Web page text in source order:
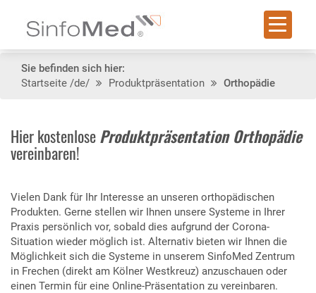
Sie befinden sich hier:
Startseite /de/ Produktpräsentation Orthopädie
Hier kostenloseProduktpräsentation Orthopädie
vereinbaren!
Vielen Dank für Ihr Interesse an unseren orthopädischen
Produkten. Gerne stellen wir Ihnen unsere Systeme in Ihrer
Praxis persönlich vor, sobald dies aufgrund der Corona-
Situation wieder möglich ist. Alternativ bieten wir Ihnen die
Möglichkeit sich die Systeme in unserem SinfoMed Zentrum
in Frechen (direkt am Kölner Westkreuz) anzuschauen oder
einen Termin für eine Online-Präsentation zu vereinbaren.